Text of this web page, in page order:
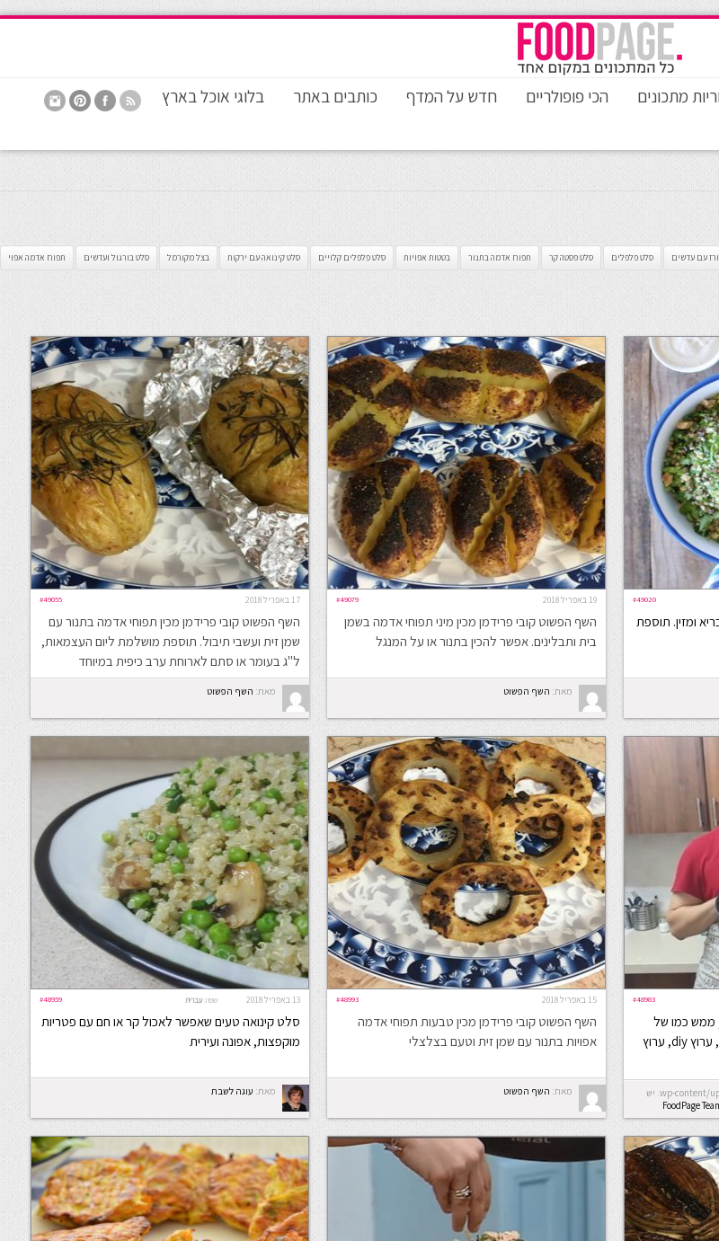
מתכונים הכי פופולריים חדש על המדף כותבים באתר בלוגי אוכל בארץ
עם עדשים סלט פלפלים סלט פסטה קר תפוח אדמה בתנור בטטות אפויות סלט פלפלים קלויים סלט קינואה עם ירקות בצל מקורמל סלט בורגול ועדשים תפוח אדמה אפוי
#49020
ומזין. תוספת
19 באפריל 2018 #49079
השף הפשוט קובי פרידמן מכין מיני תפוחי אדמה בשמן
בית ותבלינים. אפשר להכין בתנור או על המנגל
מאת: השף הפשוט
17 באפריל 2018 #49055
השף הפשוט קובי פרידמן מכין תפוחי אדמה בתנור עם
שמן זית ועשבי תיבול. תוספת מושלמת ליום העצמאות,
ל"ג בעומר או סתם לארוחת ערב כיפית במיוחד
מאת: השף הפשוט
#48983
ממש כמו של
סבתא. מתוך "הכוכבים - DIY ברשת", ערוץ diy, ערוץ
Error: לא ניתן ליצור את התיקייה wp-content/uploads/2026/08. יש
FoodPage
15 באפריל 2018 #48993
השף הפשוט קובי פרידמן מכין טבעות תפוחי אדמה
אפויות בתנור עם שמן זית וטעם בצלצלי
מאת: השף הפשוט
13 באפריל 2018 #48959 שפה: עברית
סלט קינואה טעים שאפשר לאכול קר או חם עם פטריות
מוקפצות, אפונה ועירית
מאת: עוגה לשבת